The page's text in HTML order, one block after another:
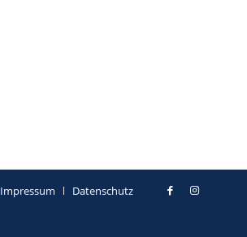
Impressum Datenschutz